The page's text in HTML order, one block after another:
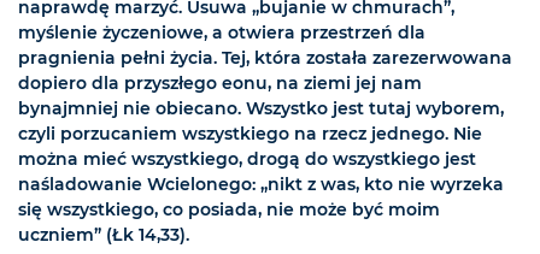
naprawdę marzyć. Usuwa „bujanie w chmurach”,
myślenie życzeniowe, a otwiera przestrzeń dla
pragnienia pełni życia. Tej, która została zarezerwowana
dopiero dla przyszłego eonu, na ziemi jej nam
bynajmniej nie obiecano. Wszystko jest tutaj wyborem,
czyli porzucaniem wszystkiego na rzecz jednego. Nie
można mieć wszystkiego, drogą do wszystkiego jest
naśladowanie Wcielonego: „nikt z was, kto nie wyrzeka
się wszystkiego, co posiada, nie może być moim
uczniem” (Łk 14,33).